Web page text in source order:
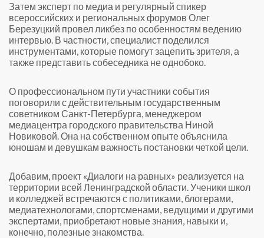
Затем эксперт по медиа и регулярный спикер
всероссийских и региональных форумов Олег
Березуцкий провел ликбез по особенностям ведению
интервью. В частности, специалист поделился
инструментами, которые помогут зацепить зрителя, а
также представить собеседника не однобоко.
О профессиональном пути участники события
поговорили с действительным государственным
советником Санкт-Петербурга, менеджером
медиацентра городского правительства Ниной
Новиковой. Она на собственном опыте объяснила
юношам и девушкам важность постановки четкой цели.
Добавим, проект «Диалоги на равных» реализуется на
территории всей Ленинградской области. Ученики школ
и колледжей встречаются с политиками, блогерами,
медиатехнологами, спортсменами, ведущими и другими
экспертами, приобретают новые знания, навыки и,
конечно, полезные знакомства.